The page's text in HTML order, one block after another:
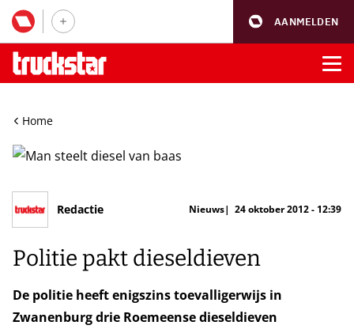
AANMELDEN
Home
Redactie Nieuws 24 oktober 2012 - 12:39
Politie pakt dieseldieven
De politie heeft enigszins toevalligerwijs in
Zwanenburg drie Roemeense dieseldieven